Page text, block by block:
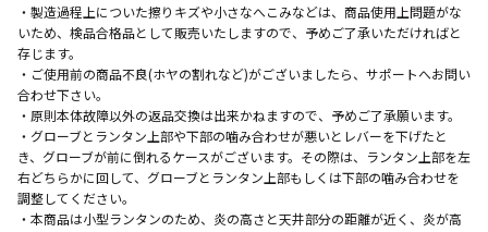
・製造過程上についた擦りキズや小さなへこみなどは、商品使用上問題がな
いため、検品合格品として販売いたしますので、予めご了承いただければと
存じます。
・ご使用前の商品不良(ホヤの割れなど)がございましたら、サポートへお問い
合わせ下さい。
・原則本体故障以外の返品交換は出来かねますので、予めご了承願います。
・グローブとランタン上部や下部の噛み合わせが悪いとレバーを下げたと
き、グローブが前に倒れるケースがございます。その際は、ランタン上部を左
右どちらかに回して、グローブとランタン上部もしくは下部の噛み合わせを
調整してください。
・本商品は小型ランタンのため、炎の高さと天井部分の距離が近く、炎が高